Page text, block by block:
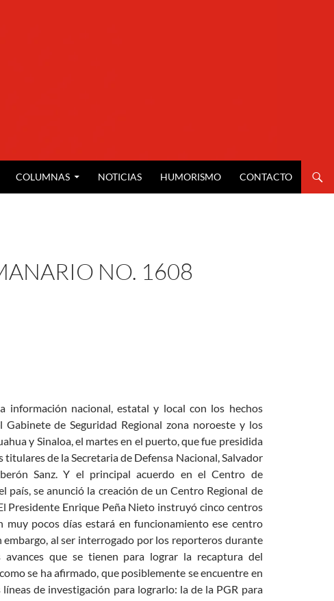
COLUMNAS NOTICIAS HUMORISMO CONTACTO
NO. 1608
información nacional, estatal y local con los hechos
de Seguridad Regional zona noroeste y los
y Sinaloa, el martes en el puerto, que fue presidida
de la Secretaria de Defensa Nacional, Salvador
Sanz. Y el principal acuerdo en el Centro de
se anunció la creación de un Centro Regional de
Presidente Enrique Peña Nieto instruyó cinco centros
pocos días estará en funcionamiento ese centro
embargo, al ser interrogado por los reporteros durante
que se tienen para lograr la recaptura del
se ha afirmado, que posiblemente se encuentre en
de investigación para lograrlo: la de la PGR para